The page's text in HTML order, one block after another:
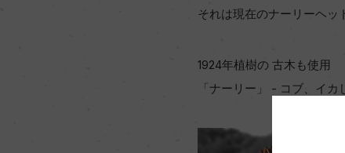
それは現在のナーリーヘッ
1924年植樹の 古木も使用
「ナーリー」 - コブ、イ